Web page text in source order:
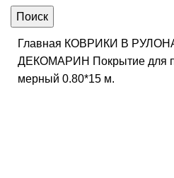
Поиск
Главная КОВРИКИ В
ДЕКОМАРИН Покрытие для
мерный 0.80*15 м.